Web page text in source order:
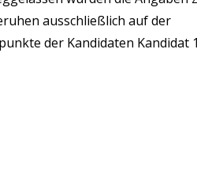
ausschließlich auf der
der Kandidaten Kandidat